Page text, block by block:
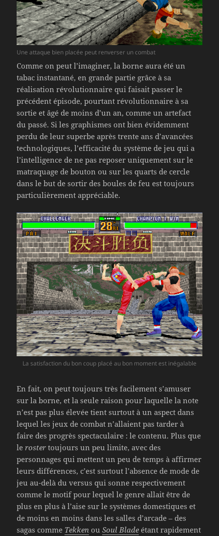
Une attaque bien placée peut renverser un combat
Comme on peut l’imaginer, la borne aura été un
tabac instantané, en grande partie grâce à sa
réalisation révolutionnaire qui faisait passer le
précédent épisode, pourtant révolutionnaire à sa
sortie et âgé de moins d’un an, comme un artefact
du passé. Si les graphismes ont bien évidemment
perdu de leur superbe après trente ans d’avancées
technologiques, l’efficacité du système de jeu qui a
l’intelligence de ne pas reposer uniquement sur le
matraquage de bouton ou sur les quarts de cercle
dans le but de sortir des boules de feu est toujours
particulièrement appréciable.
La satisfaction du bon coup placé au bon moment est inégalable
En fait, on peut toujours très facilement s’amuser
sur la borne, et la seule raison pour laquelle la note
n’est pas plus élevée tient surtout à un aspect dans
lequel les jeux de combat n’allaient pas tarder à
faire des progrès spectaculaire : le contenu. Plus que
leroster toujours un peu limite, avec des
personnages qui mettent un peu de temps à affirmer
leurs différences, c’est surtout l’absence de mode de
jeu au-delà du versus qui sonne respectivement
comme le motif pour lequel le genre allait être de
plus en plus à l’aise sur le systèmes domestiques et
de moins en moins dans les salles d’arcade – des
sagas comme Tekken ouSoul Blade étant rapidement